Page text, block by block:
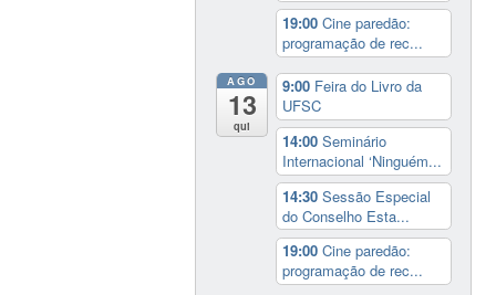
19:00Cine paredão:
programação de rec...
AGO
13
qui
9:00 Feira do Livro da
UFSC
14:00Seminário
Internacional ‘Ninguém...
14:30Sessão Especial
do Conselho Esta...
19:00Cine paredão:
programação de rec...